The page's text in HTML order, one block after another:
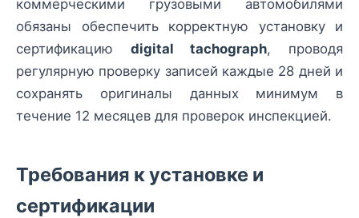
коммерческими грузовыми автомобилями
обязаны обеспечить корректную установку и
сертификацию digital tachograph, проводя
регулярную проверку записей каждые 28 дней и
сохранять оригиналы данных минимум в
течение 12 месяцев для проверок инспекцией.
Требования к установке и
сертификации